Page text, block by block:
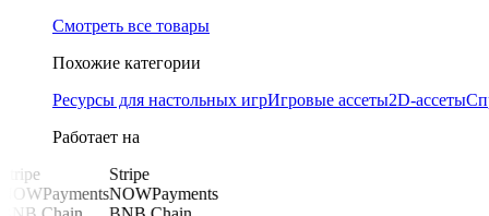
Смотреть все товары
Похожие категории
Ресурсы для настольных игрИгровые ассеты2D-ассеты
Работает на
Stripe
NOWPayments
Stripe
NOWPayments